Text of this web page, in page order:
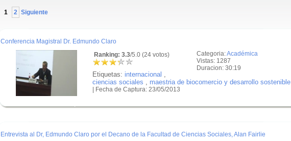
1 2 Siguiente
Conferencia Magistral Dr. Edmundo Claro
Categoria:Académica
Vistas: 1287
Duracion: 30:19
Ranking: 3.3/5.0 (24 votos)
Etiquetas: internacional
ciencias sociales
maestria de biocomercio y desarrollo sostenible
| Fecha de Captura: 23/05/2013
Entrevista al Dr, Edmundo Claro por el Decano de la Facultad de Ciencias Sociales, Alan Fairlie